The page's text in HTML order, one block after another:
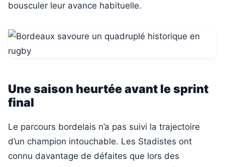
bousculer leur avance habituelle.
Une saison heurtée avant le sprint
final
Le parcours bordelais n’a pas suivi la trajectoire
d’un champion intouchable. Les Stadistes ont
connu davantage de défaites que lors des